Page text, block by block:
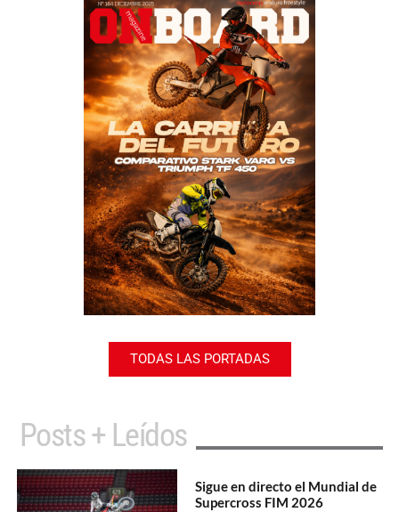
TODAS LAS PORTADAS
Posts + Leídos
Sigue en directo el Mundial de
Supercross FIM 2026